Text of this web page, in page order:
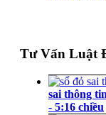
Tư Vấn Luật
sai thông
- 5:16 chiều